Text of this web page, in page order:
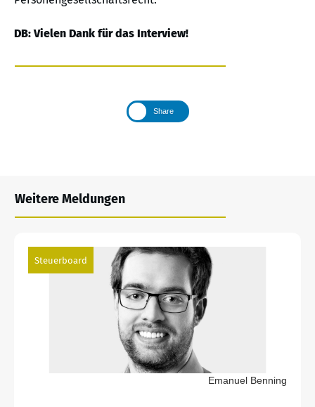
DB: Vielen Dank für das Interview!
Share
Weitere Meldungen
Steuerboard
Emanuel Benning